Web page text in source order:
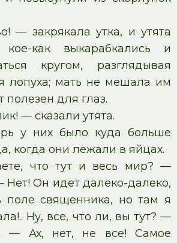
— закрякала утка, и утята
кое-как выкарабкались и
кругом, разглядывая
лопуха; мать не мешала им
для глаз.
— сказали утята.
у них было куда больше
когда они лежали в яйцах.
что тут и весь мир? —
Нет! Он идет далеко-далеко,
поле священника, но там я
Ну, все, что ли, вы тут? —
— Ах, нет, не все! Самое